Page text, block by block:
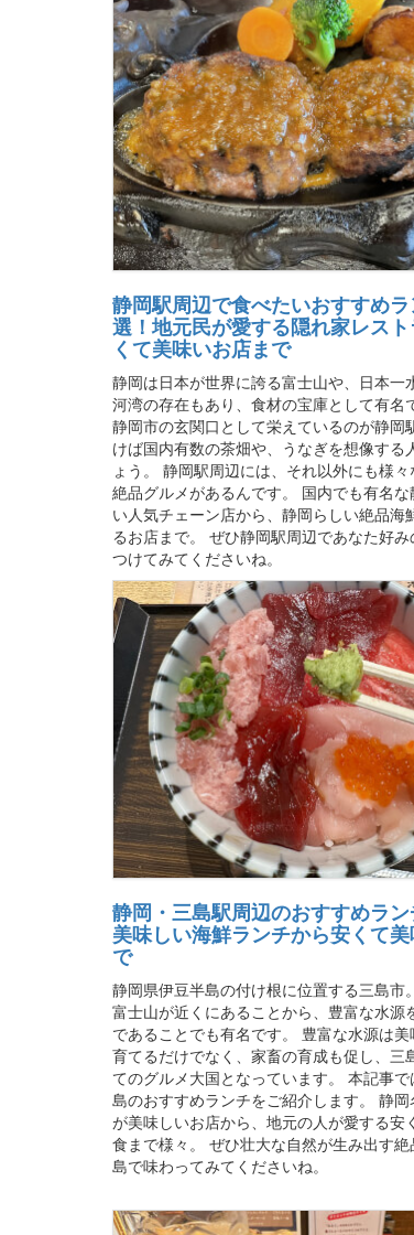
静岡駅周辺で食べたいおすすめ
選！地元民が愛する隠れ家レス
くて美味いお店まで
静岡は日本が世界に誇る富士山や、日本一
河湾の存在もあり、食材の宝庫として有名
静岡市の玄関口として栄えているのが静岡
けば国内有数の茶畑や、うなぎを想像する
ょう。 静岡駅周辺には、それ以外にも様
絶品グルメがあるんです。 国内でも有名
い人気チェーン店から、静岡らしい絶品海
るお店まで。 ぜひ静岡駅周辺であなた好
つけてみてくださいね。
静岡・三島駅周辺のおすすめラン
美味しい海鮮ランチから安くて
で
静岡県伊豆半島の付け根に位置する三島市
富士山が近くにあることから、豊富な水源
であることでも有名です。 豊富な水源は
育てるだけでなく、家畜の育成も促し、三
てのグルメ大国となっています。 本記事
島のおすすめランチをご紹介します。 静
が美味しいお店から、地元の人が愛する安
食まで様々。 ぜひ壮大な自然が生み出す
島で味わってみてくださいね。